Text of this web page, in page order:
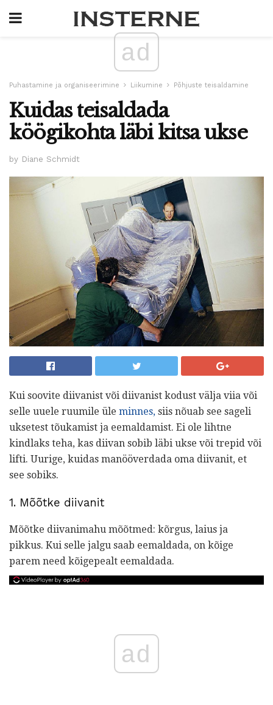
ad
Puhastamine ja organiseerimine Liikumine Põhjuste teisaldamine
Kuidas teisaldada
köögikohta läbi kitsa ukse
by Diane Schmidt
Kui soovite diivanist või diivanist kodust välja viia või
selle uuele ruumile üle minnes, siis nõuab see sageli
uksetest tõukamist ja eemaldamist. Ei ole lihtne
kindlaks teha, kas diivan sobib läbi ukse või trepid või
lifti. Uurige, kuidas manööverdada oma diivanit, et
see sobiks.
1. Mõõtke diivanit
Mõõtke diivanimahu mõõtmed: kõrgus, laius ja
pikkus. Kui selle jalgu saab eemaldada, on kõige
parem need kõigepealt eemaldada.
ad